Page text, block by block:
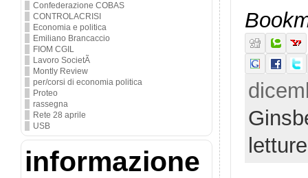
Confederazione COBAS
CONTROLACRISI
Economia e politica
Emiliano Brancaccio
FIOM CGIL
Lavoro SocietÃ
Montly Review
per/corsi di economia politica
Proteo
rassegna
Rete 28 aprile
USB
informazione